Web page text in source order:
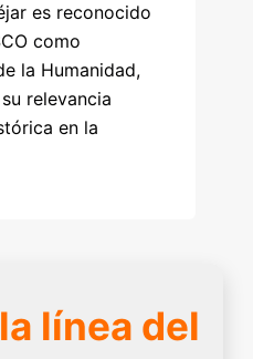
es reconocido
como
la Humanidad,
relevancia
en la
línea del